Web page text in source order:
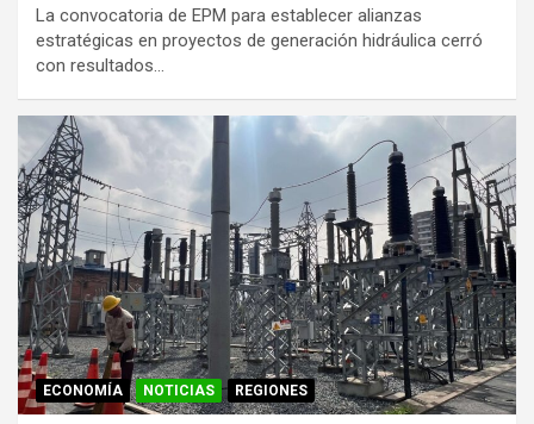
La convocatoria de EPM para establecer alianzas
estratégicas en proyectos de generación hidráulica cerró
con resultados…
ECONOMÍA NOTICIAS REGIONES